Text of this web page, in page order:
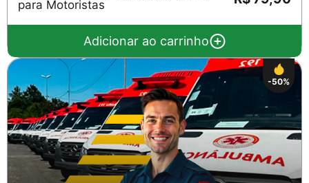
para Motoristas
Adicionar ao carrinho
-50%